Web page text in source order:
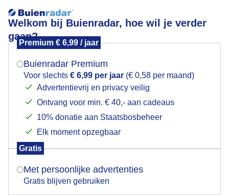
Welkom bij Buienradar, hoe wil je verder
gaan?
Premium € 6,99 / jaar
Buienradar Premium
Voor slechts € 6,99 per jaar (€ 0,58 per maand)
Advertentievrij en privacy veilig
Ontvang voor min. € 40,- aan cadeaus
10% donatie aan Staatsbosbeheer
Elk moment opzegbaar
Gratis
Met persoonlijke advertenties
Gratis blijven gebruiken
Fietstocht
Goedemorgen
Mogen we je locatie gebruiken voor het
Indien je hier nog geen akkoord op hebt gegeven,
verschijnt er zo een pop-up uit je browser waarin
Is goed, toon de popup